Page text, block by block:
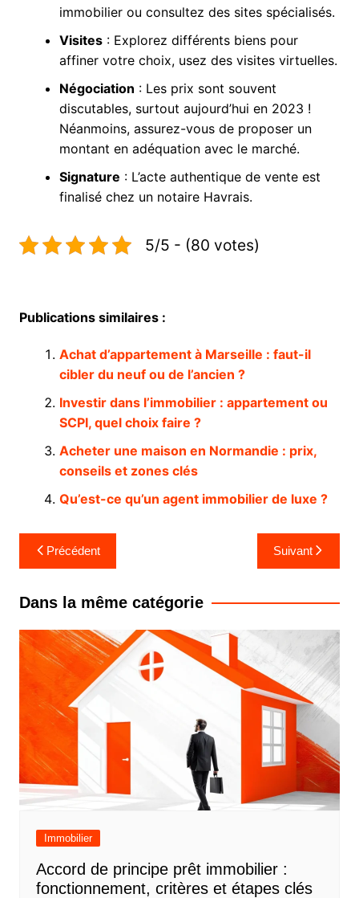
immobilier ou consultez des sites spécialisés.
Visites: Explorez différents biens pour
affiner votre choix, usez des visites virtuelles.
Négociation : Les prix sont souvent
discutables, surtout aujourd’hui en 2023 !
Néanmoins, assurez-vous de proposer un
montant en adéquation avec le marché.
Signature : L’acte authentique de vente est
finalisé chez un notaire Havrais.
5/5 - (80 votes)
Publications similaires :
Achat d’appartement à Marseille : faut-il
cibler du neuf ou de l’ancien ?
Investir dans l’immobilier : appartement ou
SCPI, quel choix faire ?
Acheter une maison en Normandie : prix,
conseils et zones clés
Qu’est-ce qu’un agent immobilier de luxe ?
Navigation
de
l’article
Précédent Suivant
Dans la même catégorie
Immobilier
Accord de principe prêt immobilier :
fonctionnement, critères et étapes clés